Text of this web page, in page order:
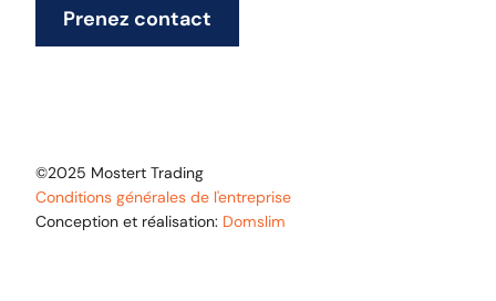
Prenez contact
©2025 Mostert Trading
Conditions générales de l'entreprise
Conception et réalisation: Domslim